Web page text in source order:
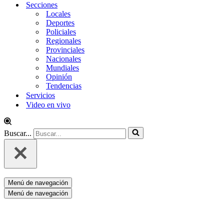
Secciones
Locales
Deportes
Policiales
Regionales
Provinciales
Nacionales
Mundiales
Opinión
Tendencias
Servicios
Video en vivo
Buscar...
Menú de navegación
Menú de navegación